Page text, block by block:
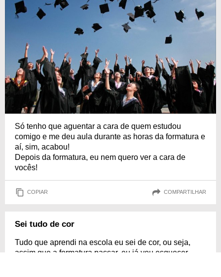
Só tenho que aguentar a cara de quem estudou
comigo e me deu aula durante as horas da formatura e
aí, sim, acabou!
Depois da formatura, eu nem quero ver a cara de
vocês!
COPIAR COMPARTILHAR
Sei tudo de cor
Tudo que aprendi na escola eu sei de cor, ou seja,
assim que a formatura passar, eu já vou esquecer